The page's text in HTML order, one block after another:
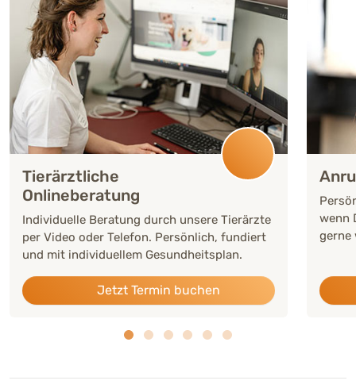
Tierärztliche
Onlineberatung
Individuelle Beratung durch unsere Tierärzte
per Video oder Telefon. Persönlich, fundiert
und mit individuellem Gesundheitsplan.
Jetzt Termin buchen
wenn
gerne